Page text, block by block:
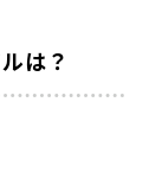
は？